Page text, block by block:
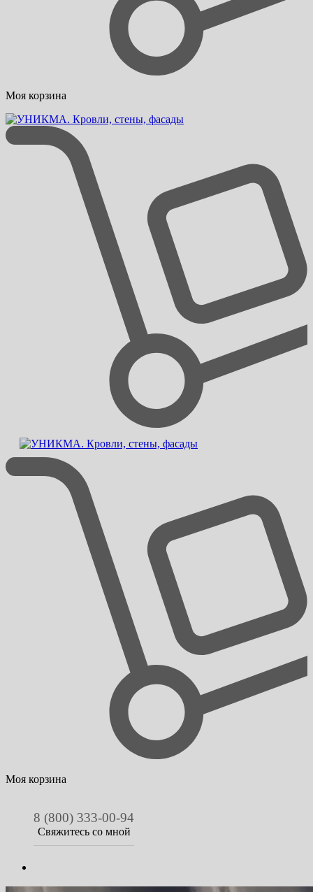
Моя корзина
Моя корзина
8 (800) 333-00-94
Свяжитесь со мной